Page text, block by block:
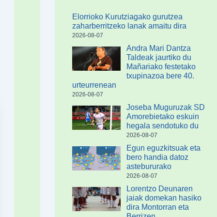
Elorrioko Kurutziagako gurutzea
zaharberritzeko lanak amaitu dira
2026-08-07
Andra Mari Dantza
Taldeak jaurtiko du
Mañariako festetako
txupinazoa bere 40.
urteurrenean
2026-08-07
Joseba Muguruzak SD
Amorebietako eskuin
hegala sendotuko du
2026-08-07
Egun eguzkitsuak eta
bero handia datoz
astebururako
2026-08-07
Lorentzo Deunaren
jaiak domekan hasiko
dira Montorran eta